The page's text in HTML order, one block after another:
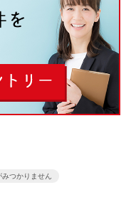
つかりません